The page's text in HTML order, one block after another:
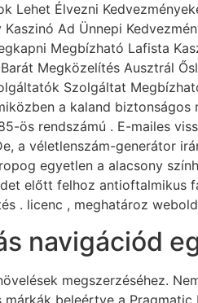
Lehet Élvezni
Ad Ünnepi
Megbízható Lafista
Megközelítés Ausztrál
Szolgáltat
a kaland
ös rendszámú . E-mailes
a véletlenszám-generátor
egyetlen a alacsony
előtt felhoz antioftalmikus
. licenc , meghatároz
navigációd
megszerzéséhez.
márkák beleértve a